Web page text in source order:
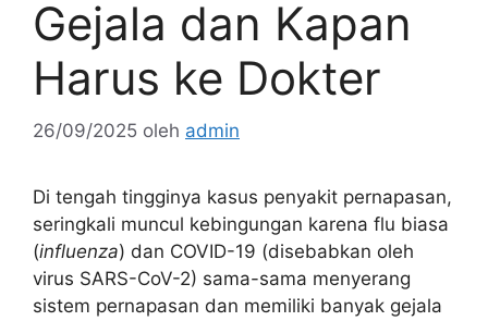
Gejala dan Kapan
Harus ke Dokter
26/09/2025 oleh admin
Di tengah tingginya kasus penyakit pernapasan,
seringkali muncul kebingungan karena flu biasa
(influenza) dan COVID-19 (disebabkan oleh
virus SARS-CoV-2) sama-sama menyerang
sistem pernapasan dan memiliki banyak gejala